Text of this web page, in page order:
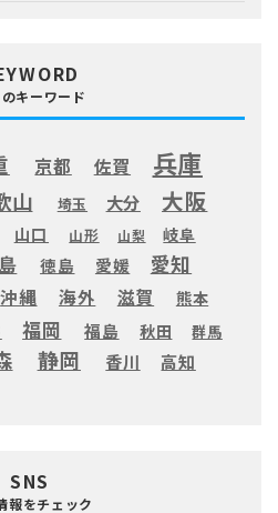
キーワード
京都 佐賀 兵庫
山 埼玉 大分 大阪
山口 山形 山梨
岐阜
徳島 愛媛 愛知
沖縄 海外 滋賀
熊本
福岡 福島 秋田 群馬
静岡 香川 高知
SNS
報をチェック